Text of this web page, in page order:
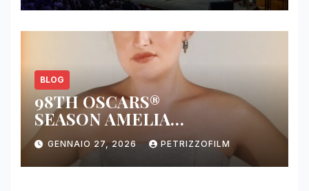
BLOG
98TH OSCARS®
SEASON AMELIA
DIMOLDENBERG RETURNS
FOR THIRD YEAR
GENNAIO 27, 2026 PETRIZZOFILM